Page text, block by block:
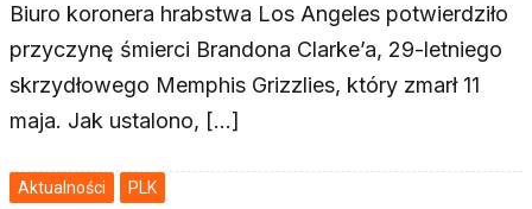
Biuro koronera hrabstwa Los Angeles potwierdziło
przyczynę śmierci Brandona Clarke’a, 29-letniego
skrzydłowego Memphis Grizzlies, który zmarł 11
maja. Jak ustalono, […]
Aktualności PLK